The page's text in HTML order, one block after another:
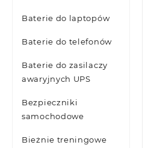
Baterie do laptopów
Baterie do telefonów
Baterie do zasilaczy
awaryjnych UPS
Bezpieczniki
samochodowe
Bieżnie treningowe